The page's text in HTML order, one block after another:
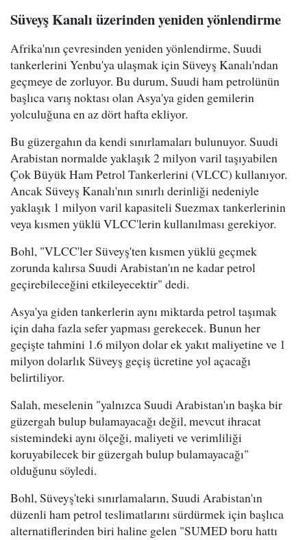
Süveyş Kanalı üzerinden yeniden yönlendirme
Afrika'nın çevresinden yeniden yönlendirme, Suudi
tankerlerini Yenbu'ya ulaşmak için Süveyş Kanalı'ndan
geçmeye de zorluyor. Bu durum, Suudi ham petrolünün
başlıca varış noktası olan Asya'ya giden gemilerin
yolculuğuna en az dört hafta ekliyor.
Bu güzergahın da kendi sınırlamaları bulunuyor. Suudi
Arabistan normalde yaklaşık 2 milyon varil taşıyabilen
Çok Büyük Ham Petrol Tankerlerini (VLCC) kullanıyor.
Ancak Süveyş Kanalı'nın sınırlı derinliği nedeniyle
yaklaşık 1 milyon varil kapasiteli Suezmax tankerlerinin
veya kısmen yüklü VLCC'lerin kullanılması gerekiyor.
Bohl, "VLCC'ler Süveyş'ten kısmen yüklü geçmek
zorunda kalırsa Suudi Arabistan'ın ne kadar petrol
geçirebileceğini etkileyecektir" dedi.
Asya'ya giden tankerlerin aynı miktarda petrol taşımak
için daha fazla sefer yapması gerekecek. Bunun her
geçişte tahmini 1.6 milyon dolar ek yakıt maliyetine ve 1
milyon dolarlık Süveyş geçiş ücretine yol açacağı
belirtiliyor.
Salah, meselenin "yalnızca Suudi Arabistan'ın başka bir
güzergah bulup bulamayacağı değil, mevcut ihracat
sistemindeki aynı ölçeği, maliyeti ve verimliliği
koruyabilecek bir güzergah bulup bulamayacağı"
olduğunu söyledi.
Bohl, Süveyş'teki sınırlamaların, Suudi Arabistan'ın
düzenli ham petrol teslimatlarını sürdürmek için başlıca
alternatiflerinden biri haline gelen "SUMED boru hattı